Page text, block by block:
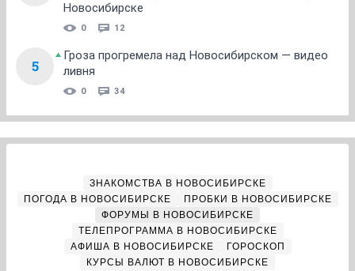
Новосибирске
0 12
5
Гроза прогремела над Новосибирском — видео
ливня
0 34
ЗНАКОМСТВА В НОВОСИБИРСКЕ
ПОГОДА В НОВОСИБИРСКЕ
ПРОБКИ В НОВОСИБИРСКЕ
ФОРУМЫ В НОВОСИБИРСКЕ
ТЕЛЕПРОГРАММА В НОВОСИБИРСКЕ
АФИША В НОВОСИБИРСКЕ
ГОРОСКОП
КУРСЫ ВАЛЮТ В НОВОСИБИРСКЕ